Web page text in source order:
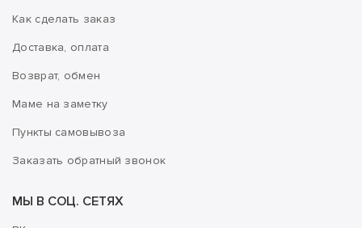
Как сделать заказ
Доставка, оплата
Возврат, обмен
Маме на заметку
Пункты самовывоза
Заказать обратный звонок
МЫ В СОЦ. СЕТЯХ